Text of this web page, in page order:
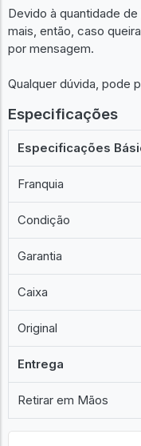
Devido à quantidade
mais, então, caso
por mensagem.
Qualquer dúvida, pode
Especificações
Especificações
Franquia
Condição
Garantia
Caixa
Original
Entrega
Retirar em Mãos